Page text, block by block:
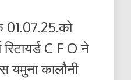
रिटायर्ड C F O ने
यमुना कालौनी